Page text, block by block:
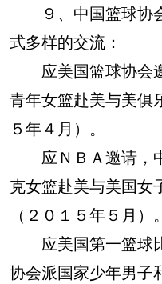
９、中国篮球协
式多样的交流：
应美国篮球协会
青年女篮赴美与美俱
５年４月）。
应ＮＢＡ邀请，
克女篮赴美与美国女
（２０１５年５月）。
应美国第一篮球
协会派国家少年男子